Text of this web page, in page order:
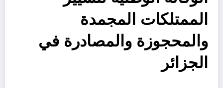
الممتلكات المجمدة
والمحجوزة والمصادرة في
الجزائر